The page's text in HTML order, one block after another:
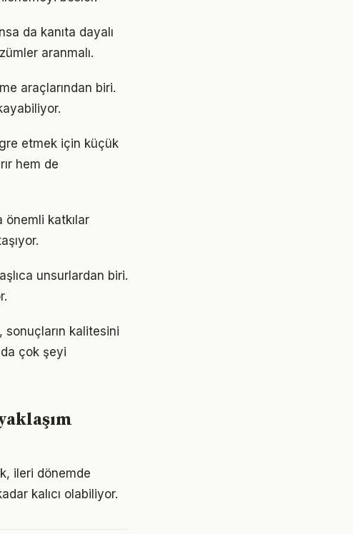
da kanıta dayalı
aranmalı.
araçlarından biri.
etmek için küçük
hem de
önemli katkılar
unsurlardan biri.
kalitesini
çok şeyi
ileri dönemde
kalıcı olabiliyor.